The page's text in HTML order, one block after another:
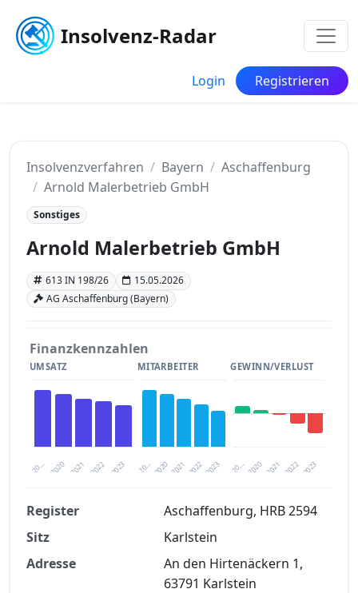
Insolvenz-Radar
Login Registrieren
Insolvenzverfahren Bayern
Aschaffenburg
Arnold Malerbetrieb GmbH
Sonstiges
Arnold Malerbetrieb GmbH
613 IN 198/26
15.05.2026
AG Aschaffenburg (Bayern)
Finanzkennzahlen
UMSATZ
20… 2021 2023
2020 2022
MITARBEITER
20… 2021 2023
2020 2022
GEWINN/VERLUST
20… 2021 2023
2020 2022
Finanzkennzahlen nach kostenloser
Registrierung verfügbar
Jetzt kostenlos registrieren
Register
Aschaffenburg, HRB 2594
Sitz
Karlstein
Adresse
An den Hirtenäckern 1,
63791 Karlstein